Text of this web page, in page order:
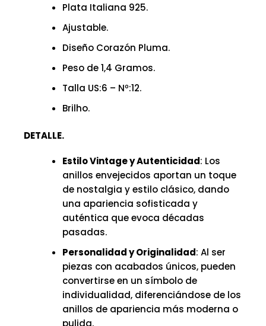
Plata Italiana 925.
Ajustable.
Diseño Corazón Pluma.
Peso de 1,4 Gramos.
Talla US:6 – Nº:12.
Brilho.
DETALLE.
Estilo Vintage y Autenticidad: Los
anillos envejecidos aportan un toque
de nostalgia y estilo clásico, dando
una apariencia sofisticada y
auténtica que evoca décadas
pasadas.
Personalidad y Originalidad: Al ser
piezas con acabados únicos, pueden
convertirse en un símbolo de
individualidad, diferenciándose de los
anillos de apariencia más moderna o
pulida.